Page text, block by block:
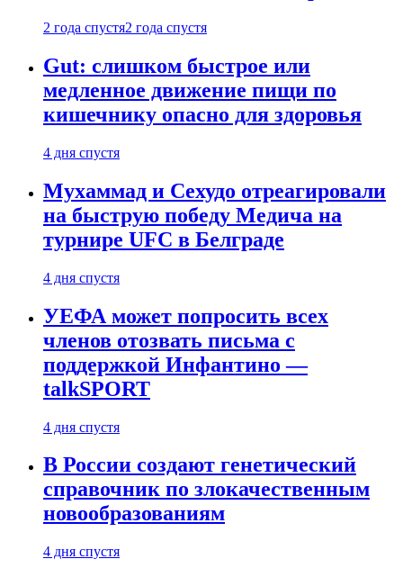
2 года спустя2 года спустя
Gut: слишком быстрое или
медленное движение пищи по
кишечнику опасно для здоровья
4 дня спустя
Мухаммад и Сехудо отреагировали
на быструю победу Медича на
турнире UFC в Белграде
4 дня спустя
УЕФА может попросить всех
членов отозвать письма с
поддержкой Инфантино —
talkSPORT
4 дня спустя
В России создают генетический
справочник по злокачественным
новообразованиям
4 дня спустя